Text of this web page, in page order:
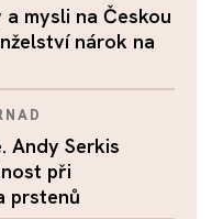
mysli na Českou
nárok na
Andy Serkis
při
prstenů